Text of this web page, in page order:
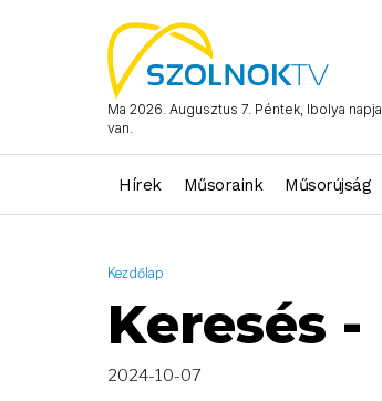
Ma 2026. Augusztus 7. Péntek, Ibolya napja
van.
Hírek Műsoraink Műsorújság
Kezdőlap
Keresés -
2024-10-07